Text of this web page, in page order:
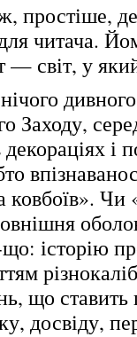
простіше,
читача.
— світ, у
Заходу,
і
ковбоїв».
історію
що
досвіду,